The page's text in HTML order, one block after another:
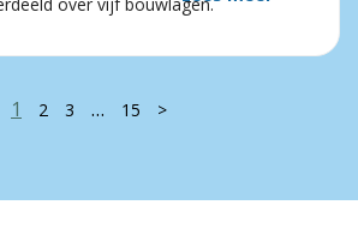
1 2 3 … 15 >